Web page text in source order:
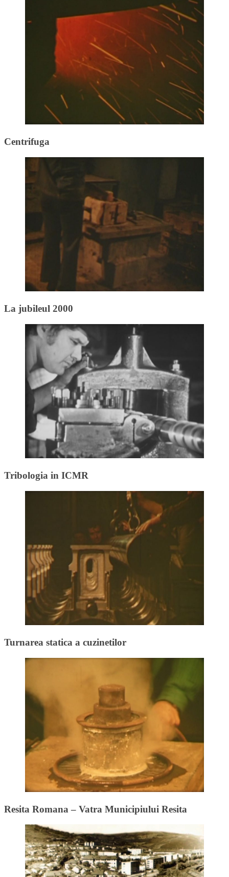
Centrifuga
La jubileul 2000
Tribologia in ICMR
Turnarea statica a cuzinetilor
Resita Romana – Vatra Municipiului Resita